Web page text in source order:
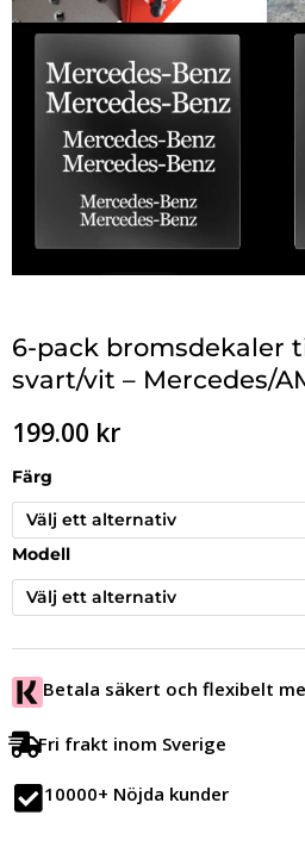
6-pack bromsdekaler
svart/vit – Mercedes/
199.00 kr
Färg
Modell
Betala säkert och flexibelt
Fri frakt inom Sverige
10000+ Nöjda kunder